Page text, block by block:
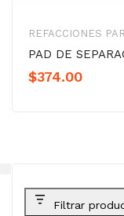
REFACCIONES
PAD DE
$374.00
Filtrar